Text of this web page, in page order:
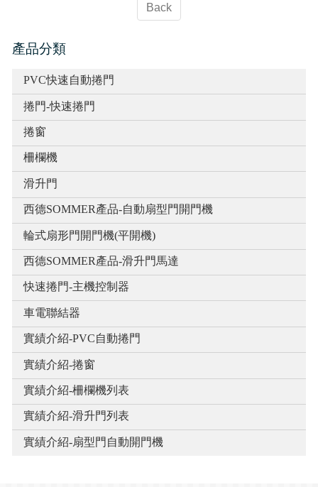
Back
產品分類
PVC快速自動捲門
捲門-快速捲門
捲窗
柵欄機
滑升門
西德SOMMER產品-自動扇型門開門機
輪式扇形門開門機(平開機)
西德SOMMER產品-滑升門馬達
快速捲門-主機控制器
車電聯結器
實績介紹-PVC自動捲門
實績介紹-捲窗
實績介紹-柵欄機列表
實績介紹-滑升門列表
實績介紹-扇型門自動開門機